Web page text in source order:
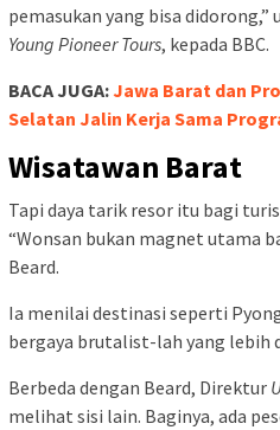
pemasukan yang bisa didorong,”
Young Pioneer Tours, kepada BBC.
BACA JUGA:Jawa Barat dan
Selatan Jalin Kerja Sama
Wisatawan Barat
Tapi daya tarik resor itu bagi
“Wonsan bukan magnet utama
Beard.
Ia menilai destinasi seperti
bergaya brutalist-lah yang lebih
Berbeda dengan Beard, Direktur
melihat sisi lain. Baginya, ada